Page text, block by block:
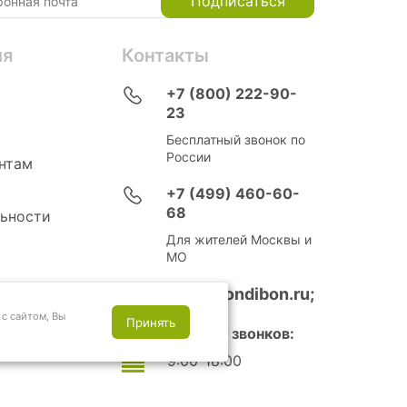
Контакты
+7 (800) 222-90-
23
Бесплатный звонок по
России
+7 (499) 460-60-
68
Для жителей Москвы и
МО
info@bondibon.ru;
Время приема звонков:
9:00-18:00
сайтом, Вы
Принять